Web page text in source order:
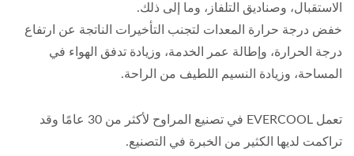
الاستقبال، وصناديق التلفاز، وما إلى ذلك.
خفض درجة حرارة المعدات لتجنب التأخيرات الناتجة عن ارتفاع
درجة الحرارة، وإطالة عمر الخدمة، وزيادة تدفق الهواء في
المساحة، وزيادة النسيم اللطيف من الراحة.
تعمل EVERCOOL في تصنيع المراوح لأكثر من 30 عامًا وقد
تراكمت لديها الكثير من الخبرة في التصنيع.